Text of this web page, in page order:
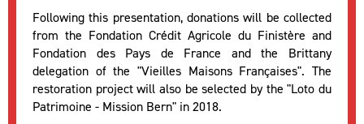
Following this presentation, donations will be collected
from the Fondation Crédit Agricole du Finistère and
Fondation des Pays de France and the Brittany
delegation of the "Vieilles Maisons Françaises". The
restoration project will also be selected by the "Loto du
Patrimoine - Mission Bern" in 2018.